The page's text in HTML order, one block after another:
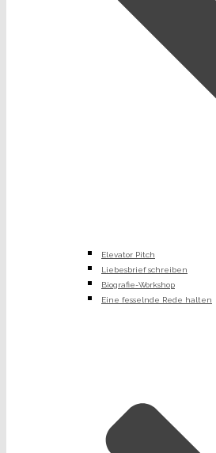
Elevator Pitch
Liebesbrief schreiben
Biografie-Workshop
Eine fesselnde Rede halten